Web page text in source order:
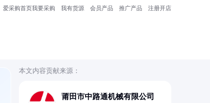
爱采购首页我要采购 我有货源 会员产品 推广产品 注册开店
本文内容贡献来源：
莆田市中路通机械有限公司